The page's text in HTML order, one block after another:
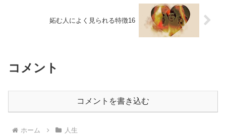
妬む人によく見られる特徴16
コメント
コメントを書き込む
ホーム 人生